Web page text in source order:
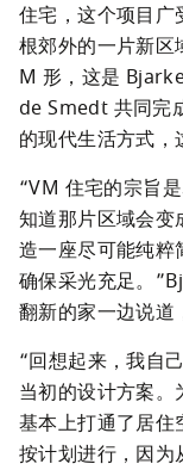
住宅，这个项目广
根郊外的一片新区
M 形，这是
de Smedt 共同完
的现代生活方式，
“VM 住宅的宗旨
知道那片区域会
造一座尽可能纯粹
确保采光充足。
翻新的家一边说道
“回想起来，我自
当初的设计方案。
基本上打通了居住
按计划进行，因为